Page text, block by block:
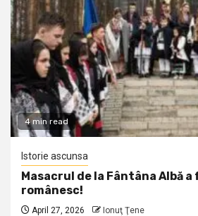
4 min read
Istorie ascunsa
Masacrul de la Fântâna Albă
românesc!
April 27, 2026 Ionuţ Ţene